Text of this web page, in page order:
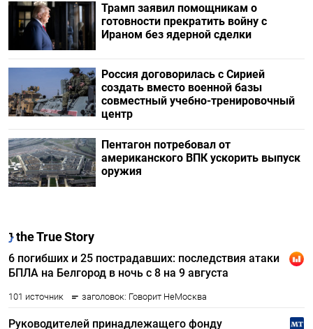
Трамп заявил помощникам о
готовности прекратить войну с
Ираном без ядерной сделки
Россия договорилась с Сирией
создать вместо военной базы
совместный учебно-тренировочный
центр
Пентагон потребовал от
американского ВПК ускорить выпуск
оружия